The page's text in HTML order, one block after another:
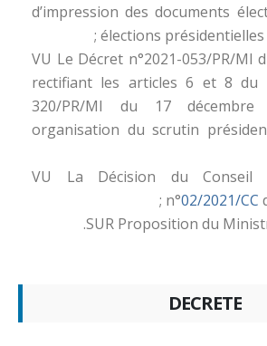
d’impression des documents
élections présidentielles
VU Le Décret n°2021-053/PR/MI
rectifiant les articles 6 et 8 du
320/PR/MI du 17
organisation du scrutin
VU La Décision du Conseil
n°02/2021/CC
DECRETE